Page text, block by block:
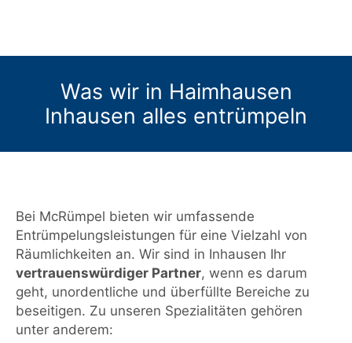
Was wir in Haimhausen
Inhausen alles entrümpeln
Bei McRümpel bieten wir umfassende
Entrümpelungsleistungen für eine Vielzahl von
Räumlichkeiten an. Wir sind in Inhausen Ihr
vertrauenswürdiger Partner, wenn es darum
geht, unordentliche und überfüllte Bereiche zu
beseitigen. Zu unseren Spezialitäten gehören
unter anderem: